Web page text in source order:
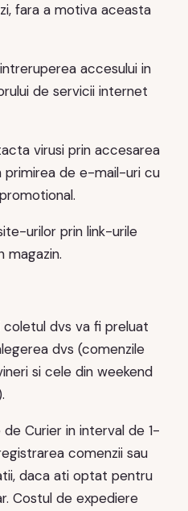
fara a motiva aceasta
accesului in
de servicii internet
virusi prin accesarea
primirea de e-mail-uri cu
urilor prin link-urile
magazin.
coletul dvs va fi preluat
dvs (comenzile
si cele din weekend
Curier in interval de 1-
comenzii sau
daca ati optat pentru
Costul de expediere